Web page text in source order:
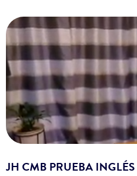
JH CMB PRUEBA INGLÉS